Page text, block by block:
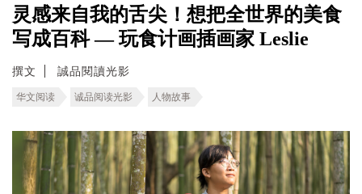
灵感来自我的舌尖！想把全世界的美食
写成百科 — 玩食计画插画家 Leslie
撰文 誠品閱讀光影
华文阅读 诚品阅读光影 人物故事